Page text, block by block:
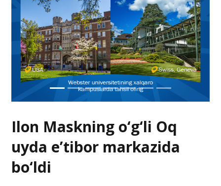
Ilon Maskning o‘g‘li Oq
uyda e’tibor markazida
bo‘ldi